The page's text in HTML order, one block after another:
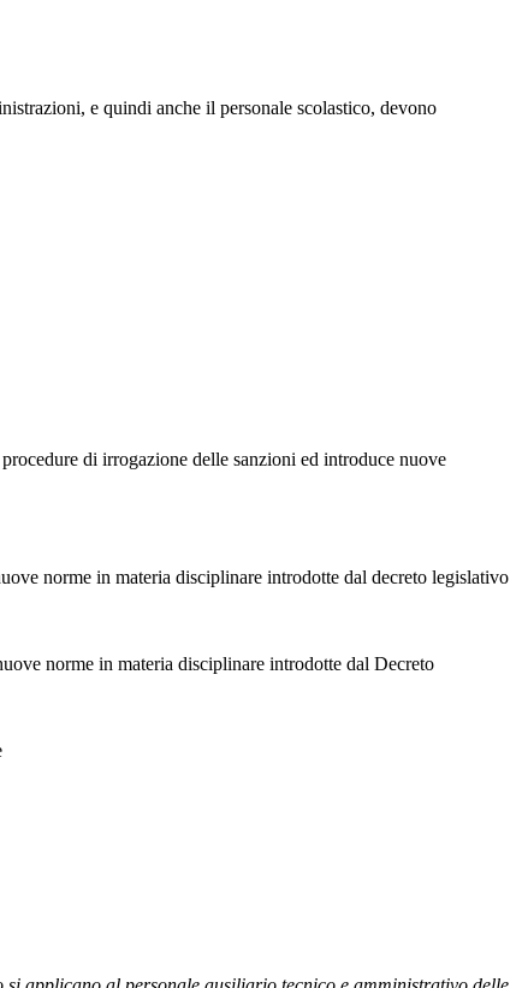
e quindi anche il personale scolastico, devono
di irrogazione delle sanzioni ed introduce nuove
norme in materia disciplinare introdotte dal decreto legislativo
norme in materia disciplinare introdotte dal Decreto